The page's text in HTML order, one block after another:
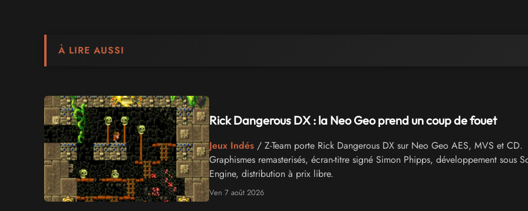
À LIRE AUSSI
Rick Dangerous DX : la Neo Geo prend un coup de fouet
Jeux Indés/ Z-Team porte Rick Dangerous DX sur Neo Geo AES, MVS et CD.
Graphismes remasterisés, écran-titre signé Simon Phipps, développement sous
Engine, distribution à prix libre.
Ven 7 août 2026